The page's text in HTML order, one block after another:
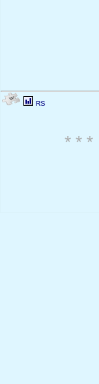
RS
* * *